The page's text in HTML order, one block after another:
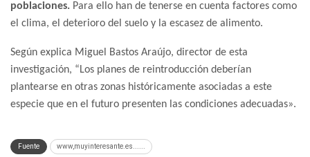
poblaciones. Para ello han de tenerse en cuenta factores como
el clima, el deterioro del suelo y la escasez de alimento.
Según explica Miguel Bastos Araújo, director de esta
investigación, “Los planes de reintroducción deberían
plantearse en otras zonas históricamente asociadas a este
especie que en el futuro presenten las condiciones adecuadas».
Fuente www,muyinteresante.es......